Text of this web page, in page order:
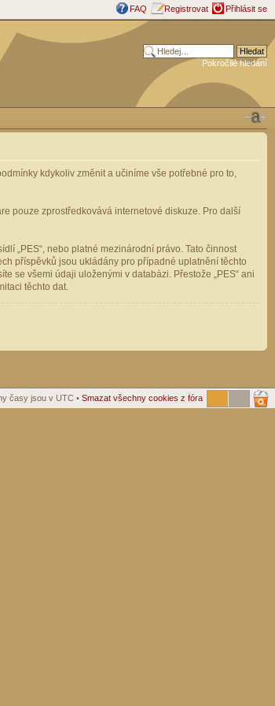
FAQ Registrovat Přihlásit se
Pokročilé hledání
kdykoliv změnit a učiníme vše potřebné pro to,
pouze zprostředkovává internetové diskuze. Pro další
„PES“, nebo platné mezinárodní právo. Tato činnost
příspěvků jsou ukládány pro případné uplatnění těchto
se všemi údaji uloženými v databázi. Přestože „PES“ ani
těchto dat.
časy jsou v UTC • Smazat všechny cookies z fóra